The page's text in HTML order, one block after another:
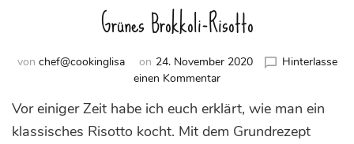
Grünes Brokkoli-Risotto
von chef@cookinglisa on 24. November 2020
Hinterlasse
einen Kommentarzu
Brokkoli-
Risotto
Vor einiger Zeit habe ich euch erklärt, wie man ein
klassisches Risotto kocht. Mit dem Grundrezept